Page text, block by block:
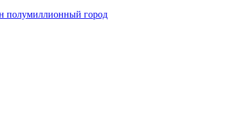
полумиллионный город